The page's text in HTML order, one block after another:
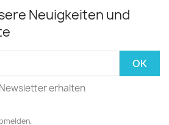
Neuigkeiten und
erhalten